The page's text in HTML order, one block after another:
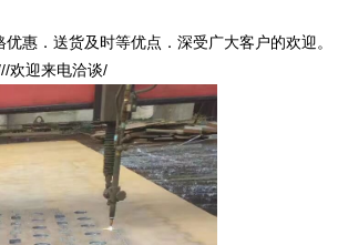
惠．送货及时等优点．深受广大客户的欢迎。
欢迎来电洽谈/